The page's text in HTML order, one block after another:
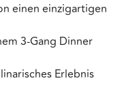
einen einzigartigen
3-Gang Dinner
Erlebnis